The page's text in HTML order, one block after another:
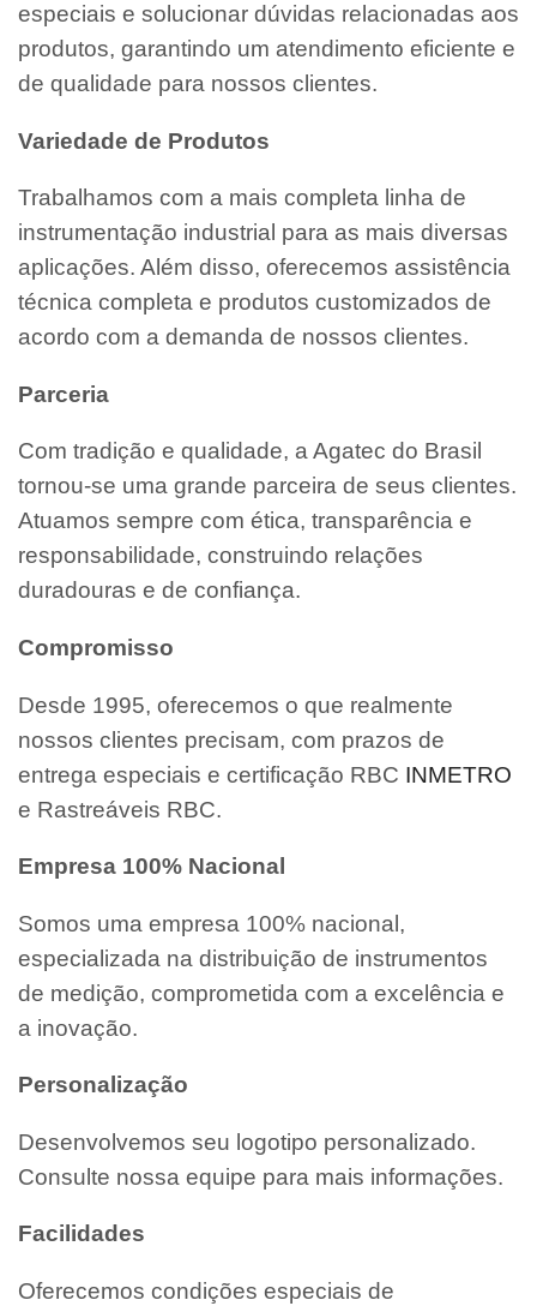
especiais e solucionar dúvidas relacionadas aos
produtos, garantindo um atendimento eficiente e
de qualidade para nossos clientes.
Variedade de Produtos
Trabalhamos com a mais completa linha de
instrumentação industrial para as mais diversas
aplicações. Além disso, oferecemos assistência
técnica completa e produtos customizados de
acordo com a demanda de nossos clientes.
Parceria
Com tradição e qualidade, a Agatec do Brasil
tornou-se uma grande parceira de seus clientes.
Atuamos sempre com ética, transparência e
responsabilidade, construindo relações
duradouras e de confiança.
Compromisso
Desde 1995, oferecemos o que realmente
nossos clientes precisam, com prazos de
entrega especiais e certificação RBC INMETRO
e Rastreáveis RBC.
Empresa 100% Nacional
Somos uma empresa 100% nacional,
especializada na distribuição de instrumentos
de medição, comprometida com a excelência e
a inovação.
Personalização
Desenvolvemos seu logotipo personalizado.
Consulte nossa equipe para mais informações.
Facilidades
Oferecemos condições especiais de